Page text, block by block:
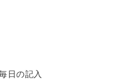
日の記入